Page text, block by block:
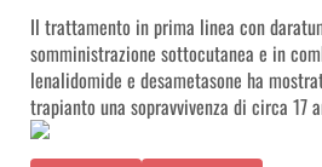
Il trattamento in prima linea con
somministrazione sottocutanea e in
lenalidomide e desametasone ha
trapianto una sopravvivenza di circa 17